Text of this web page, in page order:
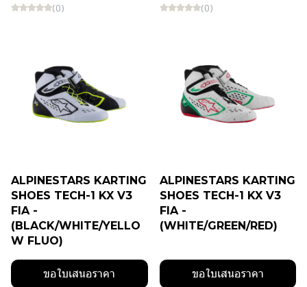
(0)
(0)
ALPINESTARS KARTING
SHOES TECH-1 KX V3
FIA -
(BLACK/WHITE/YELLO
W FLUO)
ขอใบเสนอราคา
ALPINESTARS KARTING
SHOES TECH-1 KX V3
FIA -
(WHITE/GREEN/RED)
ขอใบเสนอราคา